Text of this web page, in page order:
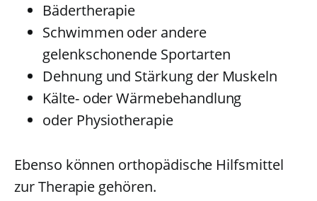
Bädertherapie
Schwimmen oder andere
gelenkschonende Sportarten
Dehnung und Stärkung der Muskeln
Kälte- oder Wärmebehandlung
oder Physiotherapie
Ebenso können orthopädische Hilfsmittel
zur Therapie gehören.